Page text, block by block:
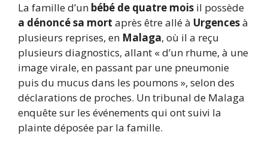
La famille d’un bébé de quatre mois il possède
a dénoncé sa mort après être allé à Urgencesà
plusieurs reprises, en Malaga, où il a reçu
plusieurs diagnostics, allant « d’un rhume, à une
image virale, en passant par une pneumonie
puis du mucus dans les poumons », selon des
déclarations de proches. Un tribunal de Malaga
enquête sur les événements qui ont suivi la
plainte déposée par la famille.